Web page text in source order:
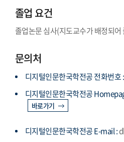
졸업 요건
졸업논문 심사(지도교수가 배정되어
문의처
디지털인문한국학전공 전화번호 :
디지털인문한국학전공
바로가기
디지털인문한국학전공 E-mail :